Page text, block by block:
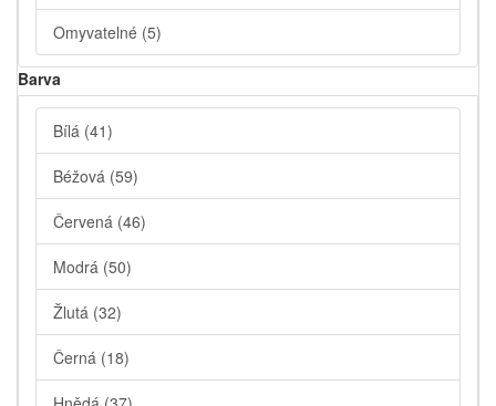
Omyvatelné (5)
Barva
Bílá (41)
Béžová (59)
Červená (46)
Modrá (50)
Žlutá (32)
Černá (18)